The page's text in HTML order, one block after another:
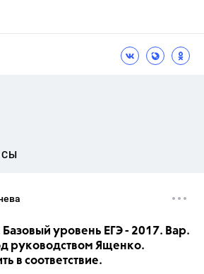
уровень ЕГЭ - 2017. Вар.
руководством Ященко.
в соответствие.